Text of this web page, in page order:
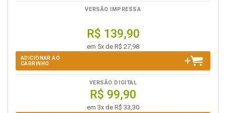
VERSÃO IMPRESSA
R$ 139,90
em 5x de R$ 27,98
ADICIONAR AO
CARRINHO
VERSÃO DIGITAL
R$ 99,90
em 3x de R$ 33,30